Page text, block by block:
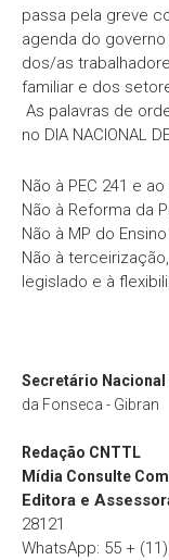
passa pela greve
agenda do
dos/as
familiar e dos
As palavras de
no DIA NACIONAL
Não à PEC 241 e ao
Não à Reforma da
Não à MP do
Não à
legislado e à
Secretário Nacional
da Fonseca - Gibran
Redação CNTTL
Mídia Consulte
Editora e
28121
WhatsApp: 55 +